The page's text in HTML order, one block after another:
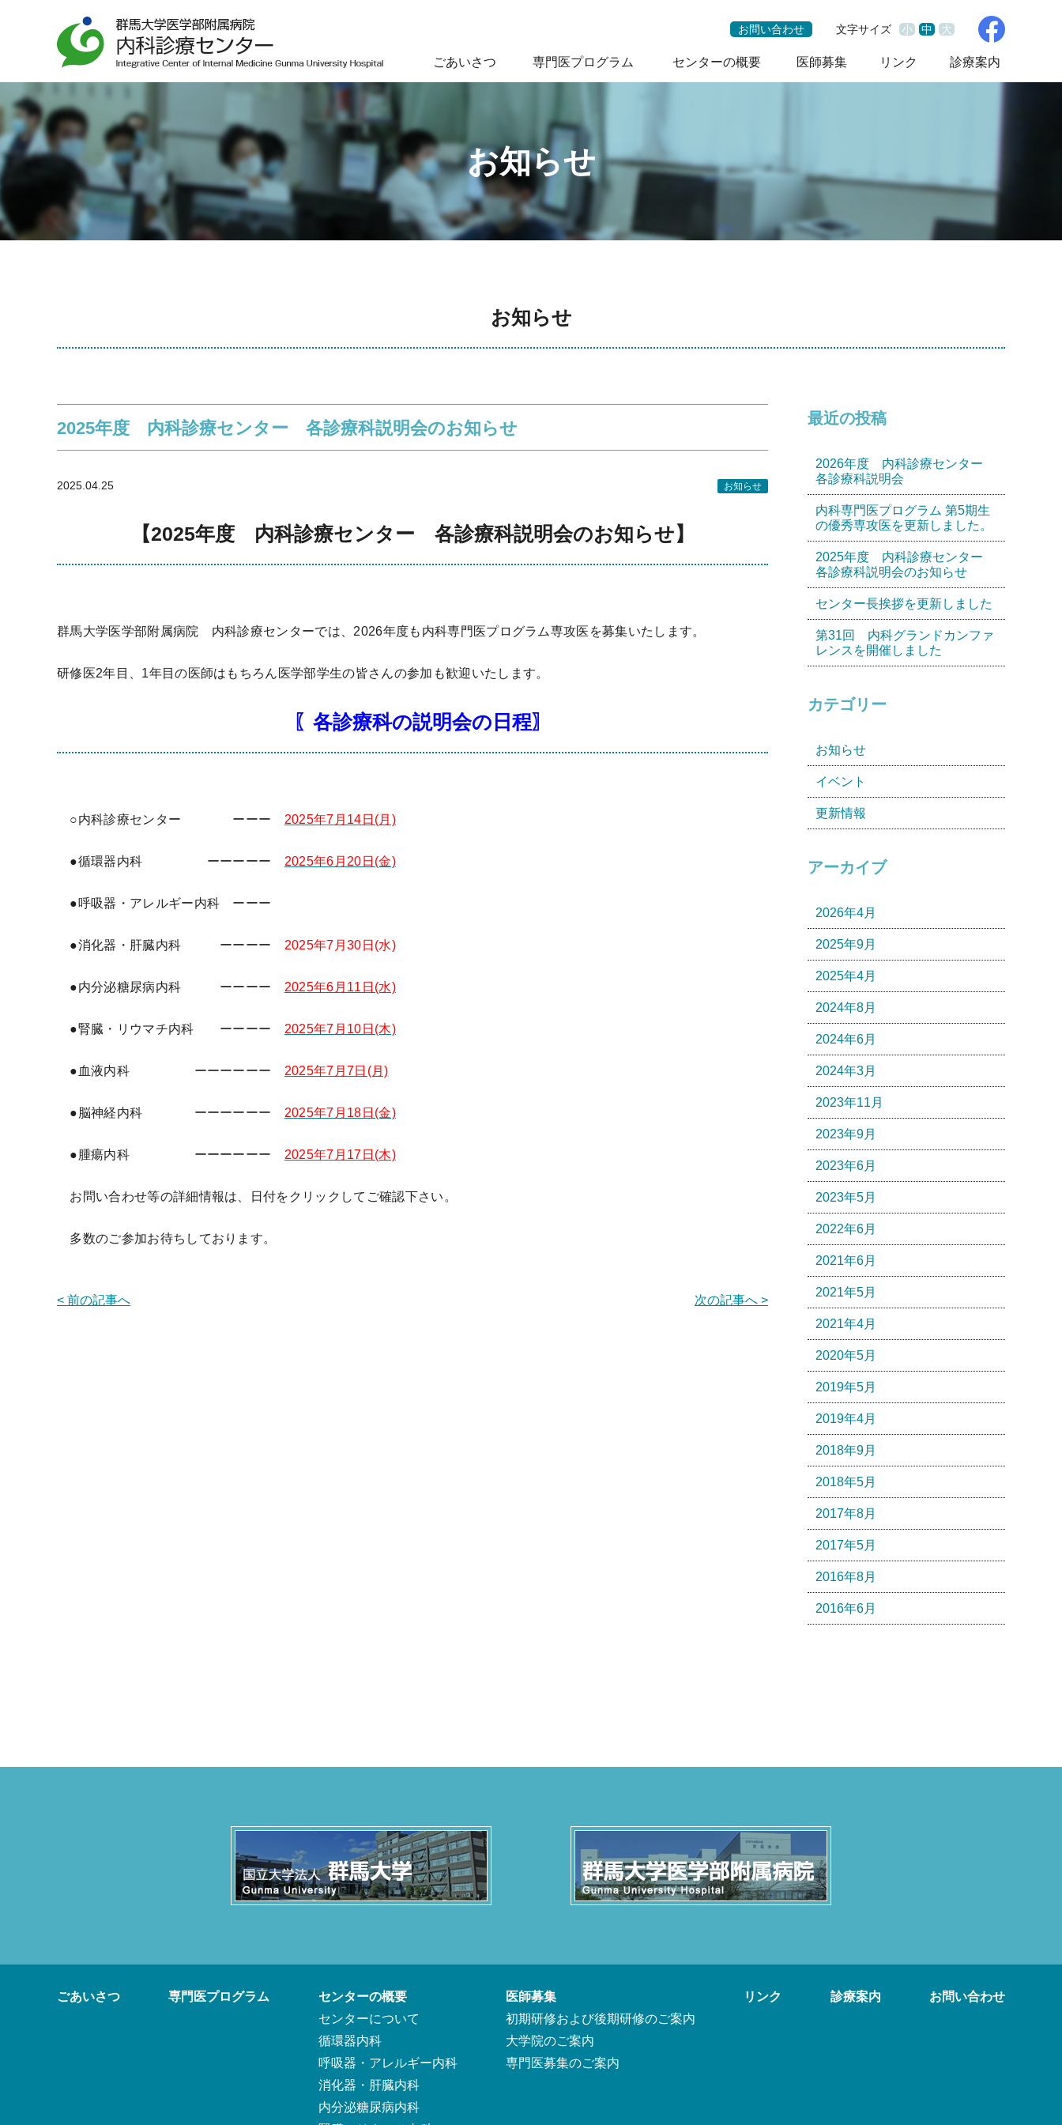
お問い合わせ 文字サイズ 小 中 大
ごあいさつ 専門医プログラム センターの概要 医師募集 リンク 診療案内
お知らせ
お知らせ
2025年度 内科診療センター 各診療科説明会のお知らせ
2025.04.25 お知らせ
【2025年度 内科診療センター 各診療科説明会のお知らせ】
群馬大学医学部附属病院 内科診療センターでは、2026年度も内科専門医プログラム専攻医を募集いたします。
研修医2年目、1年目の医師はもちろん医学部学生の皆さんの参加も歓迎いたします。
〖各診療科の説明会の日程〗
○内科診療センター ーーー 2025年7月14日(月)
●循環器内科 ーーーーー 2025年6月20日(金)
●呼吸器・アレルギー内科 ーーー
●消化器・肝臓内科 ーーーー 2025年7月30日(水)
●内分泌糖尿病内科 ーーーー 2025年6月11日(水)
●腎臓・リウマチ内科 ーーーー 2025年7月10日(木)
●血液内科 ーーーーーー 2025年7月7日(月)
●脳神経内科 ーーーーーー 2025年7月18日(金)
●腫瘍内科 ーーーーーー 2025年7月17日(木)
お問い合わせ等の詳細情報は、日付をクリックしてご確認下さい。
多数のご参加お待ちしております。
< 前の記事へ 次の記事へ >
最近の投稿
2026年度 内科診療センター
各診療科説明会
内科専門医プログラム 第5期生
の優秀専攻医を更新しました。
2025年度 内科診療センター
各診療科説明会のお知らせ
センター長挨拶を更新しました
第31回 内科グランドカンファ
レンスを開催しました
カテゴリー
お知らせ
イベント
更新情報
アーカイブ
2026年4月
2025年9月
2025年4月
2024年8月
2024年6月
2024年3月
2023年11月
2023年9月
2023年6月
2023年5月
2022年6月
2021年6月
2021年5月
2021年4月
2020年5月
2019年5月
2019年4月
2018年9月
2018年5月
2017年8月
2017年5月
2016年8月
2016年6月
ごあいさつ 専門医プログラム
センターの概要
センターについて
循環器内科
呼吸器・アレルギー内科
消化器・肝臓内科
内分泌糖尿病内科
医師募集
初期研修および後期研修のご案内
大学院のご案内
専門医募集のご案内
リンク 診療案内 お問い合わせ